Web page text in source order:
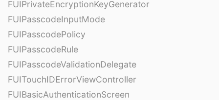
FUIPrivateEncryptionKeyGenerator
FUIPasscodeInputMode
FUIPasscodePolicy
FUIPasscodeRule
FUIPasscodeValidationDelegate
FUITouchIDErrorViewController
FUIBasicAuthenticationScreen